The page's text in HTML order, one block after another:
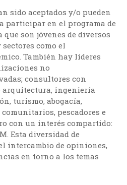
sido aceptados y/o pueden
participar en el programa de
son jóvenes de diversos
como el
También hay líderes
no
consultores con
arquitectura, ingeniería
turismo, abogacía,
pescadores e
con un interés compartido:
Esta diversidad de
intercambio de opiniones,
en torno a los temas